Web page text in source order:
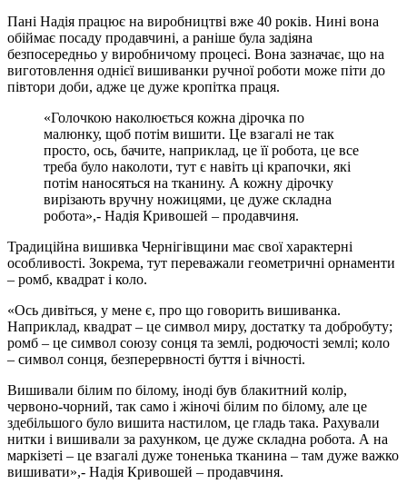
Пані Надія працює на виробництві вже 40 років. Нині вона
обіймає посаду продавчині, а раніше була задіяна
безпосередньо у виробничому процесі. Вона зазначає, що на
виготовлення однієї вишиванки ручної роботи може піти до
півтори доби, адже це дуже кропітка праця.
«Голочкою наколюється кожна дірочка по
малюнку, щоб потім вишити. Це взагалі не так
просто, ось, бачите, наприклад, це її робота, це все
треба було наколоти, тут є навіть ці крапочки, які
потім наносяться на тканину. А кожну дірочку
вирізають вручну ножицями, це дуже складна
робота»,- Надія Кривошей – продавчиня.
Традиційна вишивка Чернігівщини має свої характерні
особливості. Зокрема, тут переважали геометричні орнаменти
– ромб, квадрат і коло.
«Ось дивіться, у мене є, про що говорить вишиванка.
Наприклад, квадрат – це символ миру, достатку та добробуту;
ромб – це символ союзу сонця та землі, родючості землі; коло
– символ сонця, безперервності буття і вічності.
Вишивали білим по білому, іноді був блакитний колір,
червоно-чорний, так само і жіночі білим по білому, але це
здебільшого було вишита настилом, це гладь така. Рахували
нитки і вишивали за рахунком, це дуже складна робота. А на
маркізеті – це взагалі дуже тоненька тканина – там дуже важко
вишивати»,- Надія Кривошей – продавчиня.